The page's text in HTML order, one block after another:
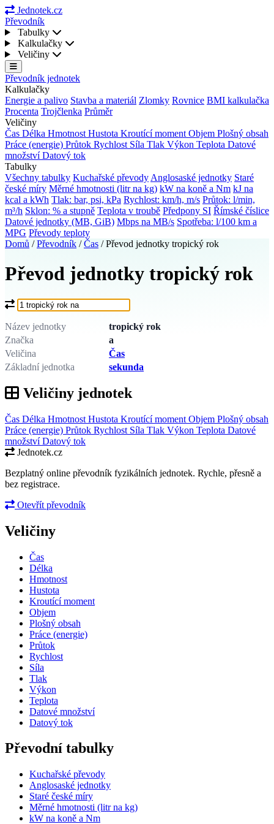
Jednotek.cz
Převodník
Tabulky
Kalkulačky
Veličiny
Převodník jednotek
Kalkulačky
Energie a palivo Stavba a materiál Zlomky Rovnice BMI kalkulačka
Procenta Trojčlenka Průměr
Veličiny
Čas Délka Hmotnost Hustota Kroutící moment Objem Plošný obsah
Práce (energie) Průtok Rychlost Síla Tlak Výkon Teplota Datové
množstvíDatový tok
Tabulky
Všechny tabulky Kuchařské převody Anglosaské jednotky Staré
české míry Měrné hmotnosti (litr na kg) kW na koně a Nm kJ na
kcal a kWh Tlak: bar, psi, kPa Rychlost: km/h, m/s Průtok: l/min,
m³/h Sklon: % a stupně Teplota v troubě Předpony SI Římské číslice
Datové jednotky (MB, GiB) Mbps na MB/s Spotřeba: l/100 km a
MPG Převody teploty
Domů / Převodník / Čas / Převod jednotky tropický rok
Převod jednotky tropický rok
Co chcete převést?
Název jednotky
tropický rok
Značka
a
Veličina
Čas
Základní jednotka
sekunda
Veličiny jednotek
Čas Délka Hmotnost Hustota Kroutící moment Objem Plošný obsah
Práce (energie) Průtok Rychlost Síla Tlak Výkon Teplota Datové
množstvíDatový tok
Jednotek.cz
Bezplatný online převodník fyzikálních jednotek. Rychle, přesně a
bez registrace.
Otevřít převodník
Veličiny
Čas
Délka
Hmotnost
Hustota
Kroutící moment
Objem
Plošný obsah
Práce (energie)
Průtok
Rychlost
Síla
Tlak
Výkon
Teplota
Datové množství
Datový tok
Převodní tabulky
Kuchařské převody
Anglosaské jednotky
Staré české míry
Měrné hmotnosti (litr na kg)
kW na koně a Nm